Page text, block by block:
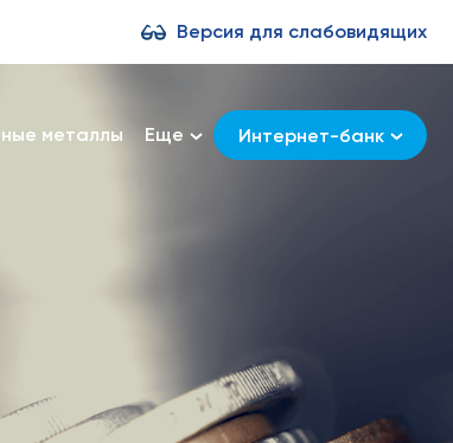
Версия для слабовидящих
металлы Еще Интернет-банк